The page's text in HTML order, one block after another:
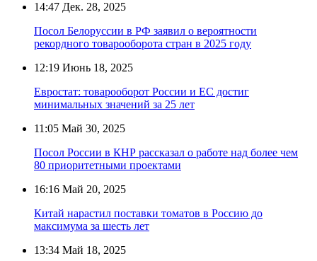
14:47 Дек. 28, 2025
Посол Белоруссии в РФ заявил о вероятности
рекордного товарооборота стран в 2025 году
12:19 Июнь 18, 2025
Евростат: товарооборот России и ЕС достиг
минимальных значений за 25 лет
11:05 Май 30, 2025
Посол России в КНР рассказал о работе над более чем
80 приоритетными проектами
16:16 Май 20, 2025
Китай нарастил поставки томатов в Россию до
максимума за шесть лет
13:34 Май 18, 2025